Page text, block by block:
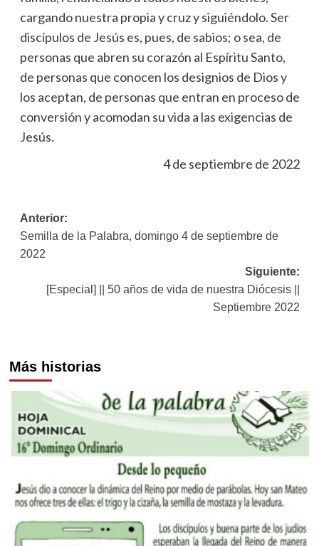
cargando nuestra propia y cruz y siguiéndolo. Ser
discípulos de Jesús es, pues, de sabios; o sea, de
personas que abren su corazón al Espíritu Santo,
de personas que conocen los designios de Dios y
los aceptan, de personas que entran en proceso de
conversión y acomodan su vida a las exigencias de
Jesús.
4 de septiembre de 2022
Navegación
de
Anterior:
Semilla de la Palabra, domingo 4 de septiembre de
2022
Siguiente:
[Especial] || 50 años de vida de nuestra Diócesis ||
Septiembre 2022
Más historias